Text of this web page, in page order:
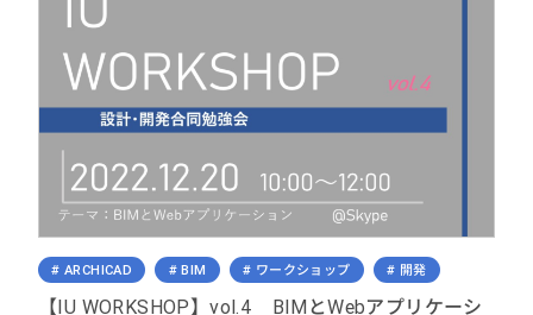
ARCHICAD BIM ワークショップ 開発
【IU WORKSHOP】vol.4 BIMとWebアプリケーシ